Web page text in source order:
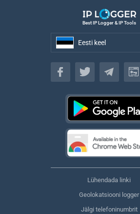
Best IP Logger & IP Tools
Eesti keel
Eesti keel
Lühendada linki
Geolokatsiooni logger
Jälgi telefoninumbrit